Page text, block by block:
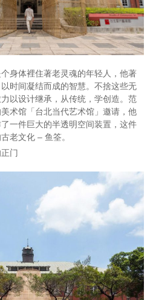
身体裡住著老灵魂的年轻人，他著
时间凝结而成的智慧。不捨这些无
以设计继承，从传统，学创造。范
术馆「台北当代艺术馆」邀请，他
一件巨大的半透明空间装置，这件
老文化 – 鱼筌。
门